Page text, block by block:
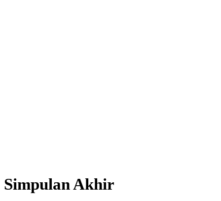
Simpulan Akhir